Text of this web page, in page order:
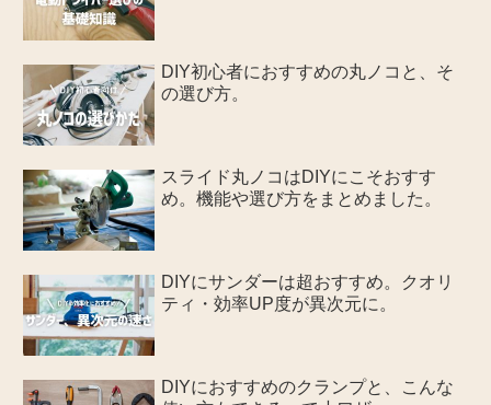
DIY初心者におすすめの丸ノコと、そ
の選び方。
スライド丸ノコはDIYにこそおすす
め。機能や選び方をまとめました。
DIYにサンダーは超おすすめ。クオリ
ティ・効率UP度が異次元に。
DIYにおすすめのクランプと、こんな